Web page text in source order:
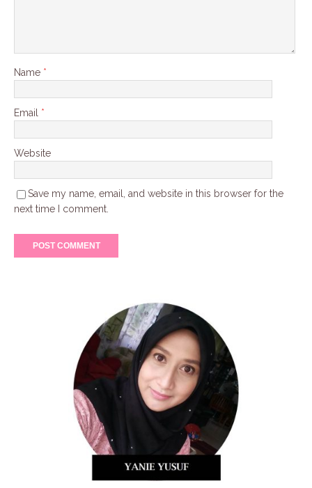
Name *
Email *
Website
Save my name, email, and website in this browser for the
next time I comment.